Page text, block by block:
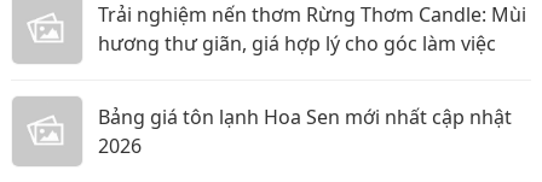
Trải nghiệm nến thơm Rừng Thơm Candle: Mùi
hương thư giãn, giá hợp lý cho góc làm việc
Bảng giá tôn lạnh Hoa Sen mới nhất cập nhật
2026